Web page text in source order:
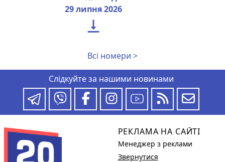
29 липня 2026

Всі номери >
Слідкуйте за нашими новинами
РЕКЛАМА НА САЙТІ
Менеджер з реклами
Звернутися